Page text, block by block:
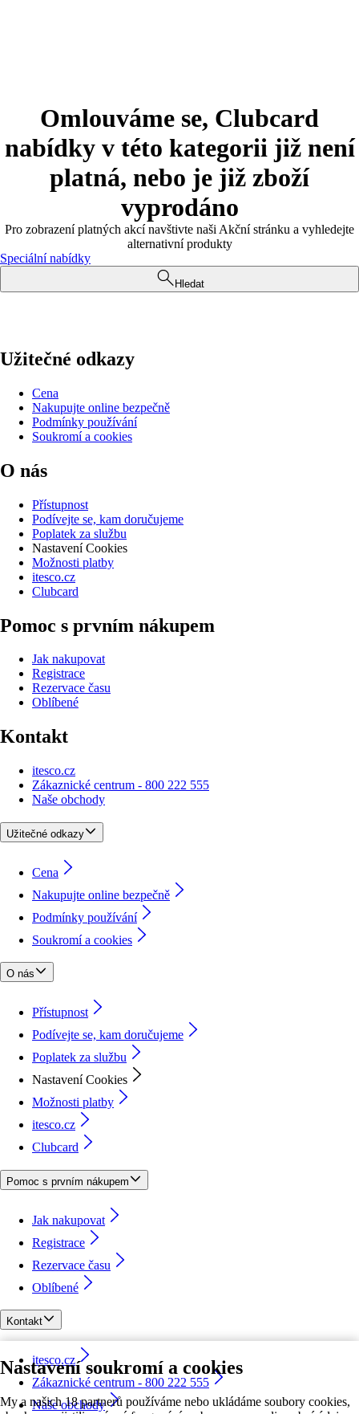
Nastavení soukromí a cookies
My a našich 18 partnerů používáme nebo ukládáme soubory cookies,
Omlouváme se, Clubcard
nabídky v této kategorii již není
platná, nebo je již zboží
vyprodáno
Pro zobrazení platných akcí navštivte naši Akční stránku a vyhledejte
alternativní produkty
Speciální nabídky
Hledat
Užitečné odkazy
Cena
Nakupujte online bezpečně
Podmínky používání
Soukromí a cookies
O nás
Přístupnost
Podívejte se, kam doručujeme
Poplatek za službu
Nastavení Cookies
Možnosti platby
itesco.cz
Clubcard
Pomoc s prvním nákupem
Jak nakupovat
Registrace
Rezervace času
Oblíbené
Kontakt
itesco.cz
Zákaznické centrum - 800 222 555
Naše obchody
Užitečné odkazy
Cena
Nakupujte online bezpečně
Podmínky používání
Soukromí a cookies
O nás
Přístupnost
Podívejte se, kam doručujeme
Poplatek za službu
Nastavení Cookies
Možnosti platby
itesco.cz
Clubcard
Pomoc s prvním nákupem
Jak nakupovat
Registrace
Rezervace času
Oblíbené
Kontakt
itesco.cz
Zákaznické centrum - 800 222 555
Naše obchody